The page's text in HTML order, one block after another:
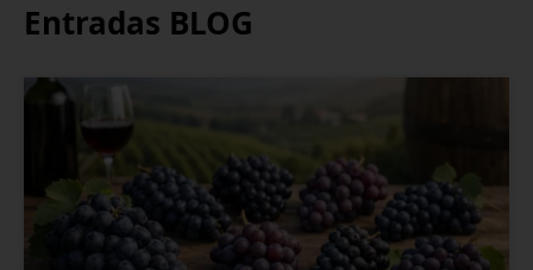
Entradas BLOG